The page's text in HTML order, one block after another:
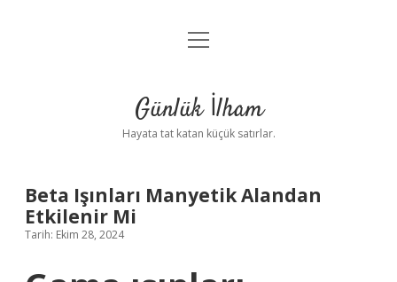
Anasayfa
Yasal Uyarı
menüyü
Günlük İlham
Hayata tat katan küçük satırlar.
Beta Işınları Manyetik Alandan
Etkilenir Mi
Tarih: Ekim 28, 2024